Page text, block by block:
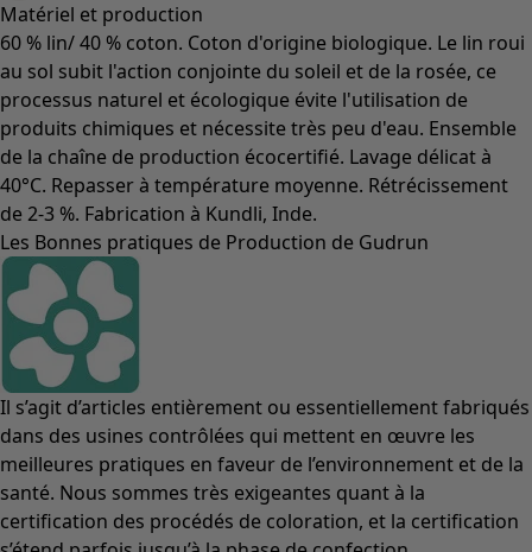
Matériel et production
60 % lin/ 40 % coton. Coton d'origine biologique. Le lin roui
au sol subit l'action conjointe du soleil et de la rosée, ce
processus naturel et écologique évite l'utilisation de
produits chimiques et nécessite très peu d'eau. Ensemble
de la chaîne de production écocertifié. Lavage délicat à
40°C. Repasser à température moyenne. Rétrécissement
de 2-3 %. Fabrication à Kundli, Inde.
Les Bonnes pratiques de Production de Gudrun
Il s’agit d’articles entièrement ou essentiellement fabriqués
dans des usines contrôlées qui mettent en œuvre les
meilleures pratiques en faveur de l’environnement et de la
santé. Nous sommes très exigeantes quant à la
certification des procédés de coloration, et la certification